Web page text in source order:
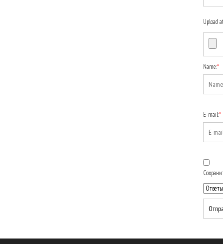
Upload
Name:*
E-mail:*